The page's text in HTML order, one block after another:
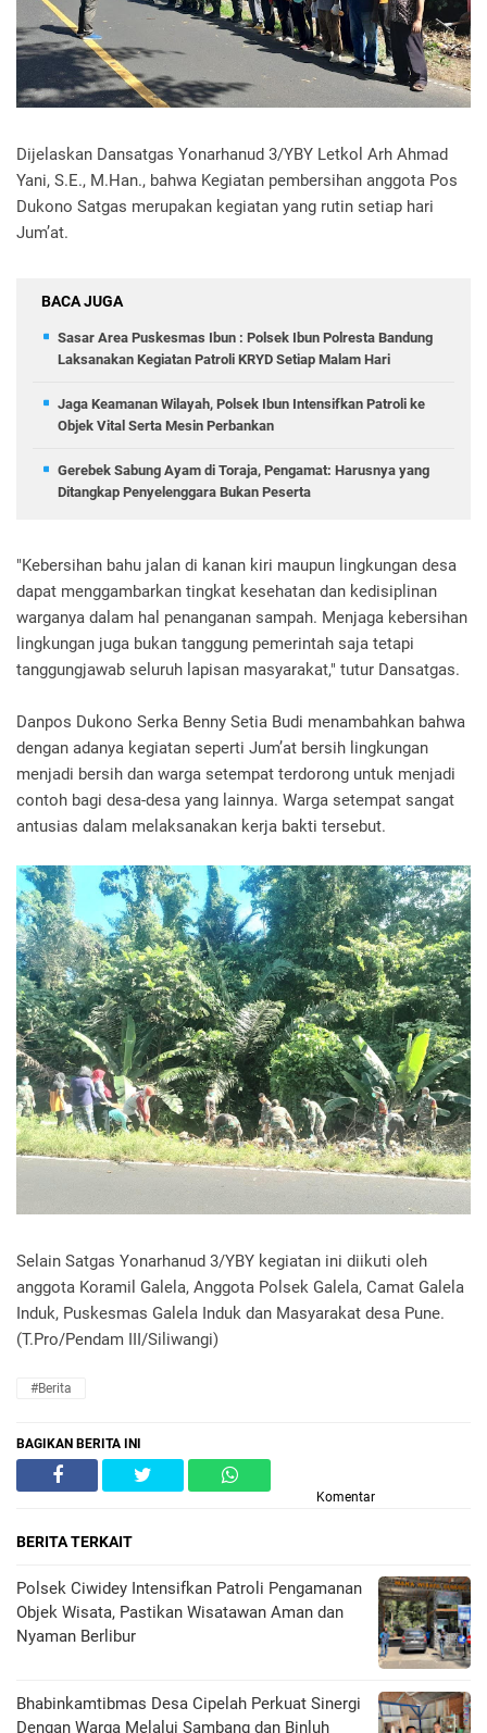
Dijelaskan Dansatgas Yonarhanud 3/YBY Letkol Arh Ahmad
Yani, S.E., M.Han., bahwa Kegiatan pembersihan anggota Pos
Dukono Satgas merupakan kegiatan yang rutin setiap hari
Jum’at.
BACA JUGA
Sasar Area Puskesmas Ibun : Polsek Ibun Polresta Bandung
Laksanakan Kegiatan Patroli KRYD Setiap Malam Hari
Jaga Keamanan Wilayah, Polsek Ibun Intensifkan Patroli ke
Objek Vital Serta Mesin Perbankan
Gerebek Sabung Ayam di Toraja, Pengamat: Harusnya yang
Ditangkap Penyelenggara Bukan Peserta
"Kebersihan bahu jalan di kanan kiri maupun lingkungan desa
dapat menggambarkan tingkat kesehatan dan kedisiplinan
warganya dalam hal penanganan sampah. Menjaga kebersihan
lingkungan juga bukan tanggung pemerintah saja tetapi
tanggungjawab seluruh lapisan masyarakat," tutur Dansatgas.
Danpos Dukono Serka Benny Setia Budi menambahkan bahwa
dengan adanya kegiatan seperti Jum’at bersih lingkungan
menjadi bersih dan warga setempat terdorong untuk menjadi
contoh bagi desa-desa yang lainnya. Warga setempat sangat
antusias dalam melaksanakan kerja bakti tersebut.
Selain Satgas Yonarhanud 3/YBY kegiatan ini diikuti oleh
anggota Koramil Galela, Anggota Polsek Galela, Camat Galela
Induk, Puskesmas Galela Induk dan Masyarakat desa Pune.
(T.Pro/Pendam III/Siliwangi)
#Berita
BAGIKAN BERITA INI
Komentar
BERITA TERKAIT
Polsek Ciwidey Intensifkan Patroli Pengamanan
Objek Wisata, Pastikan Wisatawan Aman dan
Nyaman Berlibur
Bhabinkamtibmas Desa Cipelah Perkuat Sinergi
Dengan Warga Melalui Sambang dan Binluh